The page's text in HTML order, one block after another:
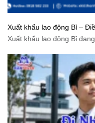
Xuất khẩu lao động Bỉ –
trình chuẩn cho người lao
Xuất khẩu lao động Bỉ